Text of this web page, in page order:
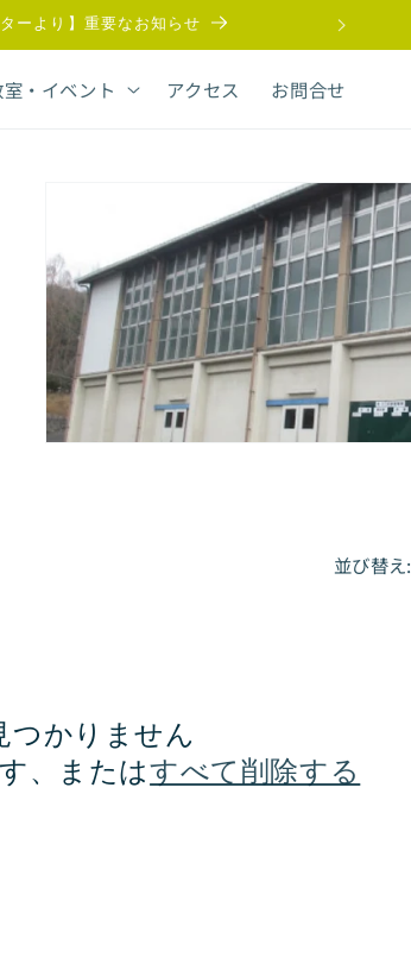
ーより】重要なお知らせ
・イベント アクセス お問合せ
並び替え:
つかりません
、またはすべて削除する